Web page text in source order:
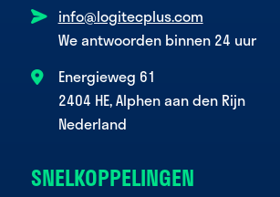
info@logitecplus.com
We antwoorden binnen 24 uur
Energieweg 61
2404 HE, Alphen aan den Rijn
Nederland
SNELKOPPELINGEN